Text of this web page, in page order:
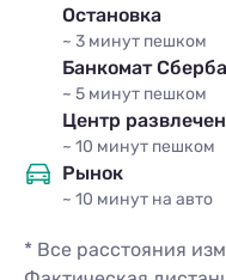
Остановка
~ 3 минут пешком
Банкомат
~ 5 минут пешком
Центр
~ 10 минут пешком
Рынок
~ 10 минут на авто
* Все расстояния